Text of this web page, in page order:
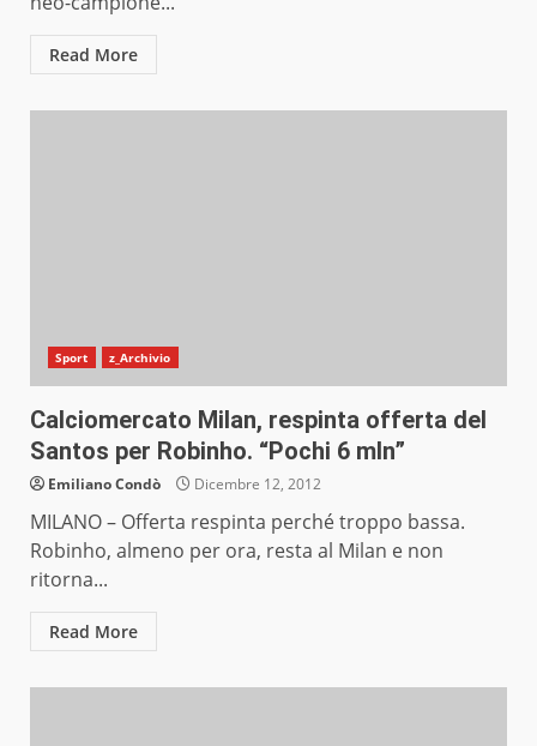
Read More
Sport z_Archivio
Calciomercato Milan, respinta offerta del
Santos per Robinho. “Pochi 6 mln”
Emiliano Condò Dicembre 12, 2012
MILANO – Offerta respinta perché troppo bassa.
Robinho, almeno per ora, resta al Milan e non
ritorna...
Read More